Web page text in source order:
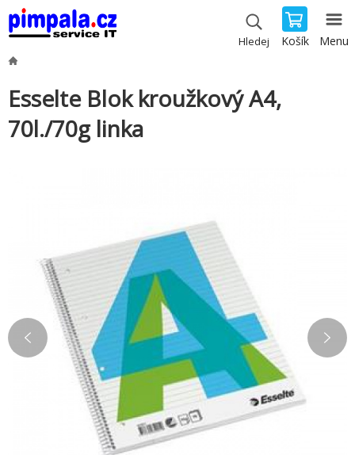
Hledej Košík Menu
Esselte Blok kroužkový A4,
70l./70g linka